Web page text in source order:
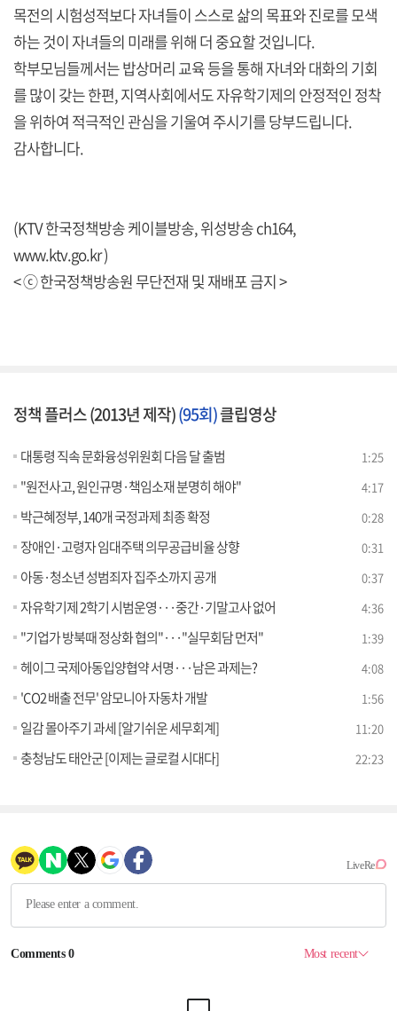
목전의 시험성적보다 자녀들이 스스로 삶의 목표와 진로를 모색
하는 것이 자녀들의 미래를 위해 더 중요할 것입니다.
학부모님들께서는 밥상머리 교육 등을 통해 자녀와 대화의 기회
를 많이 갖는 한편, 지역사회에서도 자유학기제의 안정적인 정착
을 위하여 적극적인 관심을 기울여 주시기를 당부드립니다.
감사합니다.
(KTV 한국정책방송 케이블방송, 위성방송 ch164,
www.ktv.go.kr )
< ⓒ 한국정책방송원 무단전재 및 재배포 금지 >
정책 플러스 (2013년 제작)(95회)클립영상
대통령 직속 문화융성위원회 다음 달 출범 1:25
"원전사고, 원인규명·책임소재 분명히 해야" 4:17
박근혜정부, 140개 국정과제 최종 확정 0:28
장애인·고령자 임대주택 의무공급비율 상향 0:31
아동·청소년 성범죄자 집주소까지 공개 0:37
자유학기제 2학기 시범운영···중간·기말고사 없어 4:36
"기업가 방북때 정상화 협의"···"실무회담 먼저" 1:39
헤이그 국제아동입양협약 서명···남은 과제는? 4:08
'CO2 배출 전무' 암모니아 자동차 개발 1:56
일감 몰아주기 과세 [알기쉬운 세무회계] 11:20
충청남도 태안군 [이제는 글로컬 시대다] 22:23